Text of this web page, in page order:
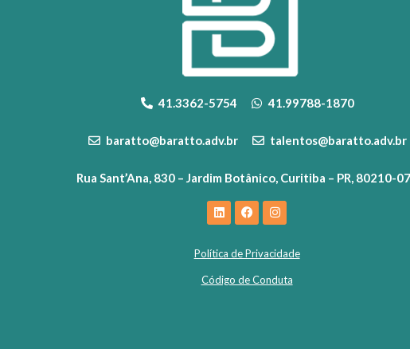
41.3362-5754 41.99788-1870
baratto@baratto.adv.br talentos@baratto.adv.br
Rua Sant’Ana, 830 – Jardim Botânico, Curitiba – PR, 80210-
Política de Privacidade
Código de Conduta